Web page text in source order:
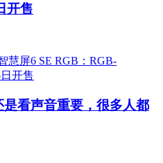
开售
看声音重要，很多人都